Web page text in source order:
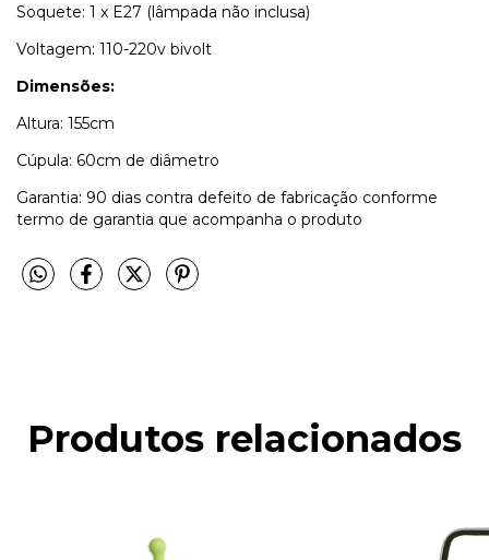
Soquete: 1 x E27 (lâmpada não inclusa)
Voltagem: 110-220v bivolt
Dimensões:
Altura: 155cm
Cúpula: 60cm de diâmetro
Garantia: 90 dias contra defeito de fabricação conforme
termo de garantia que acompanha o produto
Produtos relacionados